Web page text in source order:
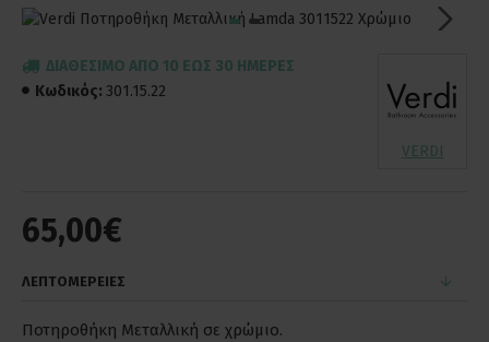
65,00€
ΔΙΑΘΈΣΙΜΟ ΑΠΌ 10 ΈΩΣ 30 ΗΜΈΡΕΣ
Κωδικός: 301.15.22
VERDI
ΛΕΠΤΟΜΕΡΕΙΕΣ
Ποτηροθήκη Μεταλλική σε χρώμιο.